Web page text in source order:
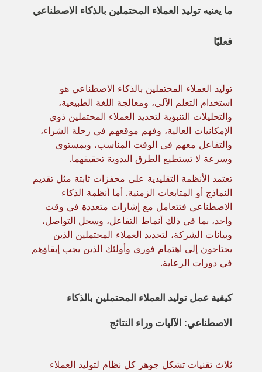
ما يعنيه توليد العملاء المحتملين بالذكاء الاصطناعي
فعليًا
توليد العملاء المحتملين بالذكاء الاصطناعي هو
استخدام التعلم الآلي، ومعالجة اللغة الطبيعية،
والتحليلات التنبؤية لتحديد العملاء المحتملين ذوي
الإمكانيات العالية، وفهم موقعهم في رحلة الشراء،
والتفاعل معهم في الوقت المناسب، وبمستوى
وسرعة لا تستطيع الطرق اليدوية تحقيقهما.
تعتمد الأنظمة التقليدية على محفزات ثابتة مثل تقديم
النماذج أو المتابعات الزمنية. أما أنظمة الذكاء
الاصطناعي فتتعامل مع إشارات متعددة في وقت
واحد، بما في ذلك أنماط التفاعل، وسجل التواصل،
وبيانات الشركة، لتحديد العملاء المحتملين الذين
يحتاجون إلى اهتمام فوري وأولئك الذين يجب إبقاؤهم
في دورات الرعاية.
كيفية عمل توليد العملاء المحتملين بالذكاء
الاصطناعي: الآليات وراء النتائج
ثلاث تقنيات تشكل جوهر كل نظام لتوليد العملاء